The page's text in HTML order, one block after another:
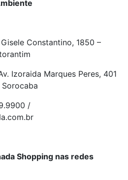
Gisele Constantino, 1850 –
Izoraida Marques Peres, 401
/
Shopping nas redes